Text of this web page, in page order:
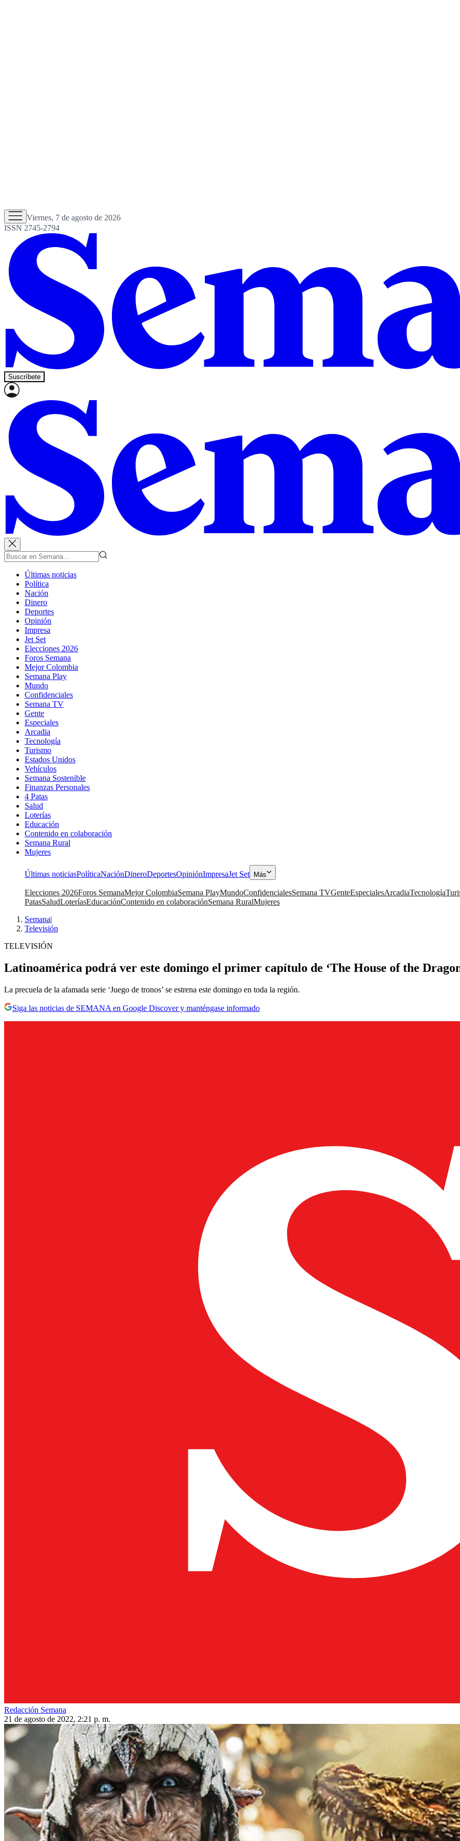
Viernes, 7 de agosto de 2026
ISSN 2745-2794
Suscríbete
Últimas noticias
Política
Nación
Dinero
Deportes
Opinión
Impresa
Jet Set
Elecciones 2026
Foros Semana
Mejor Colombia
Semana Play
Mundo
Confidenciales
Semana TV
Gente
Especiales
Arcadia
Tecnología
Turismo
Estados Unidos
Vehículos
Semana Sostenible
Finanzas Personales
4 Patas
Salud
Loterías
Educación
Contenido en colaboración
Semana Rural
Mujeres
Últimas noticiasPolíticaNaciónDineroDeportesOpiniónImpresaJet Set Más
Elecciones 2026Foros SemanaMejor ColombiaSemana PlayMundoConfidencialesSemana TVGenteEspecialesArcadiaTecnología
PatasSaludLoteríasEducaciónContenido en colaboraciónSemana RuralMujeres
Semana|
Televisión
TELEVISIÓN
Latinoamérica podrá ver este domingo el primer capítulo de ‘The House of the
La precuela de la afamada serie ‘Juego de tronos’ se estrena este domingo en toda la región.
Siga las noticias de SEMANA en Google Discover y manténgase informado
Redacción Semana
21 de agosto de 2022, 2:21 p. m.